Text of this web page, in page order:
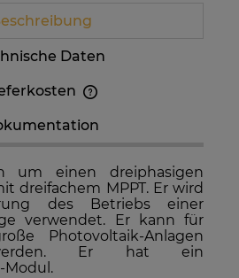
Daten
können höher
um einen dreiphasigen
dreifachem MPPT. Er wird
des Betriebs einer
verwendet. Er kann für
Photovoltaik-Anlagen
Er hat ein
Modul.